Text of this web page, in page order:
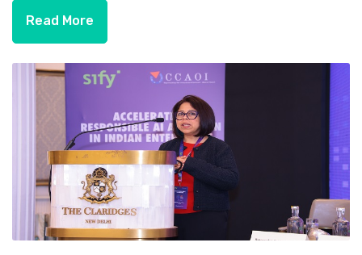
Read More